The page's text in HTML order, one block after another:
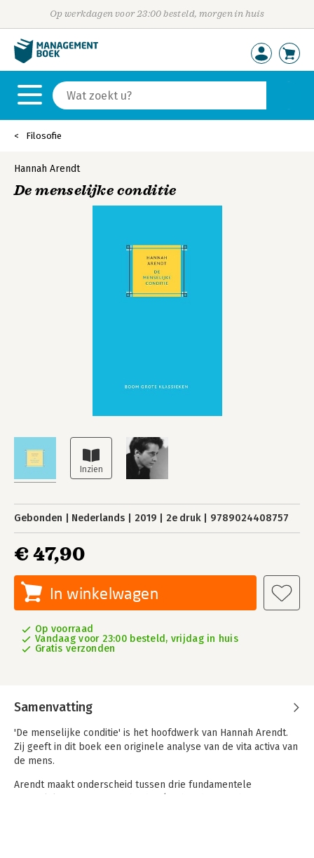
Op werkdagen voor 23:00 besteld, morgen in huis
Filosofie
Hannah Arendt
De menselijke conditie
Gebonden Nederlands 2019 2e druk 9789024408757
€ 47,90
In winkelwagen
Op voorraad
Vandaag voor 23:00 besteld, vrijdag in huis
Gratis verzonden
Samenvatting
'De menselijke conditie' is het hoofdwerk van Hannah Arendt.
Zij geeft in dit boek een originele analyse van de vita activa van
de mens.
Arendt maakt onderscheid tussen drie fundamentele